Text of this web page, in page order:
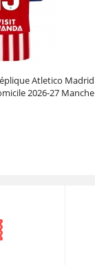
Atletico Madrid
2026-27 Manche